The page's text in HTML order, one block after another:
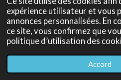
expérience utilisateur et vous
annonces personnalisées. En
ce site, vous confirmez que
politique d’utilisation des
Accord
Lionel
Voyant
Voyance par téléphone
Consultations en France, DOM-
Carte